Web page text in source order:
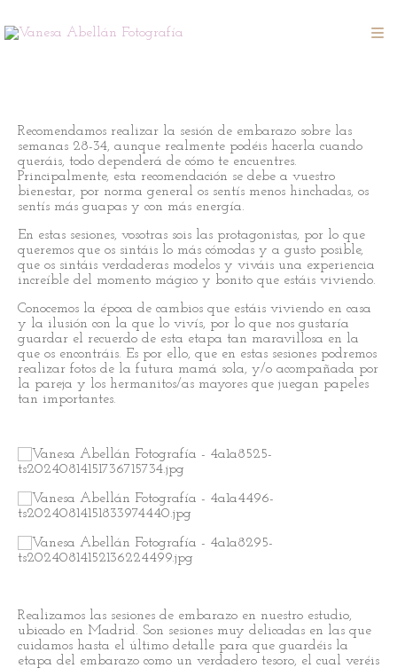
Recomendamos realizar la sesión de embarazo sobre las
semanas 28-34, aunque realmente podéis hacerla cuando
queráis, todo dependerá de cómo te encuentres.
Principalmente, esta recomendación se debe a vuestro
bienestar, por norma general os sentís menos hinchadas, os
sentís más guapas y con más energía.
En estas sesiones, vosotras sois las protagonistas, por lo que
queremos que os sintáis lo más cómodas y a gusto posible,
que os sintáis verdaderas modelos y viváis una experiencia
increíble del momento mágico y bonito que estáis viviendo.
Conocemos la época de cambios que estáis viviendo en casa
y la ilusión con la que lo vivís, por lo que nos gustaría
guardar el recuerdo de esta etapa tan maravillosa en la
que os encontráis. Es por ello, que en estas sesiones podremos
realizar fotos de la futura mamá sola, y/o acompañada por
la pareja y los hermanitos/as mayores que juegan papeles
tan importantes.
Realizamos las sesiones de embarazo en nuestro estudio,
ubicado en Madrid. Son sesiones muy delicadas en las que
cuidamos hasta el último detalle para que guardéis la
etapa del embarazo como un verdadero tesoro, el cual veréis